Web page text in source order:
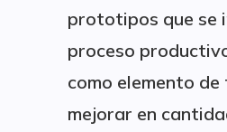
prototipos que se
proceso
como elemento
mejorar en